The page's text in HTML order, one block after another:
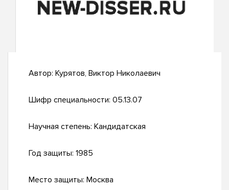
Автор: Курятов, Виктор Николаевич
Шифр специальности: 05.13.07
Научная степень: Кандидатская
Год защиты: 1985
Место защиты: Москва